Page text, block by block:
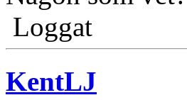
Loggat
KentLJ